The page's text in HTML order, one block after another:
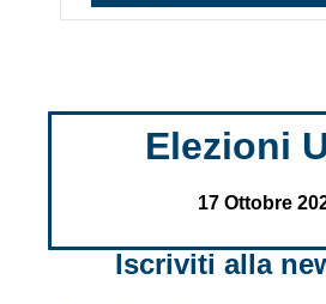
Elezioni
17 Ottobre
Iscriviti alla